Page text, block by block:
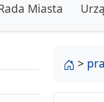
Miasta
>